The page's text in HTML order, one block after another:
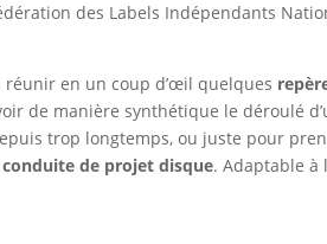
des Labels Indépendants
réunir en un coup d’œil quelques
de manière synthétique le déroulé
trop longtemps, ou juste pour
conduite de projet disque. Adaptable